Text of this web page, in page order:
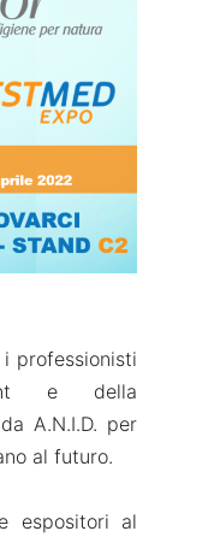
i professionisti
e della
A.N.I.D. per
al futuro.
espositori al